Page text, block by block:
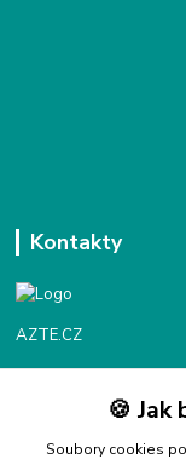
Kontakty
AZTE.CZ
Po - Čt
🍪 Jak
Soubory cookies